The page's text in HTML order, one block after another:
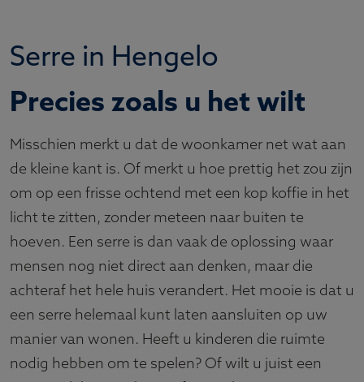
Serre in Hengelo
Precies zoals u het wilt
Misschien merkt u dat de woonkamer net wat aan
de kleine kant is. Of merkt u hoe prettig het zou zijn
om op een frisse ochtend met een kop koffie in het
licht te zitten, zonder meteen naar buiten te
hoeven. Een serre is dan vaak de oplossing waar
mensen nog niet direct aan denken, maar die
achteraf het hele huis verandert. Het mooie is dat u
een serre helemaal kunt laten aansluiten op uw
manier van wonen. Heeft u kinderen die ruimte
nodig hebben om te spelen? Of wilt u juist een